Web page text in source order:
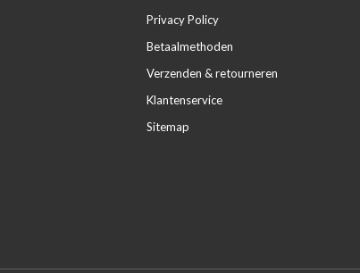
Privacy Policy
Betaalmethoden
Verzenden & retourneren
Klantenservice
Sitemap